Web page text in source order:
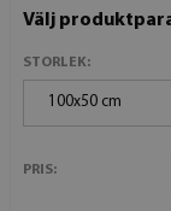
Välj
STORLEK:
100x50 cm
PRIS: